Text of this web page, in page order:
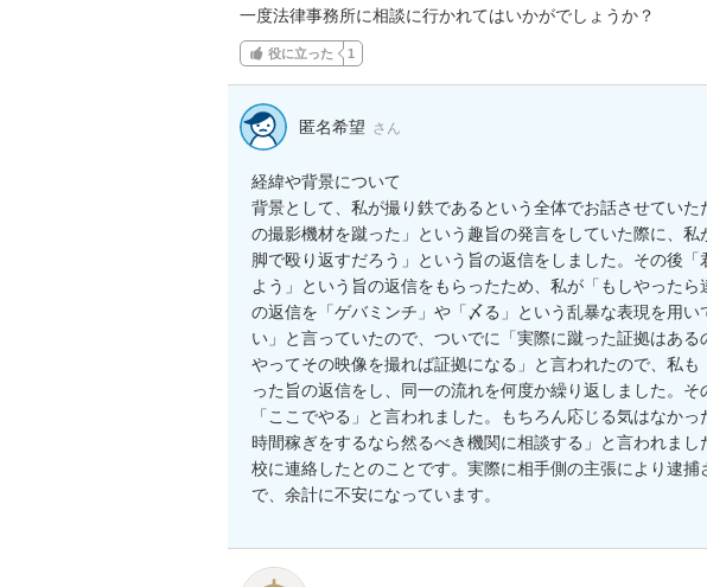
一度法律事務所に相談に行かれてはいかがでしょうか？
役に立った 1
匿名希望 さん
経緯や背景について
背景として、私が撮り鉄であるという全体でお話させてい
の撮影機材を蹴った」という趣旨の発言をしていた際に、
脚で殴り返すだろう」という旨の返信をしました。その後
よう」という旨の返信をもらったため、私が「もしやった
の返信を「ゲバミンチ」や「〆る」という乱暴な表現を用
い」と言っていたので、ついでに「実際に蹴った証拠はあ
やってその映像を撮れば証拠になる」と言われたので、私
った旨の返信をし、同一の流れを何度か繰り返しました。
「ここでやる」と言われました。もちろん応じる気はなか
時間稼ぎをするなら然るべき機関に相談する」と言われま
校に連絡したとのことです。実際に相手側の主張により逮
で、余計に不安になっています。